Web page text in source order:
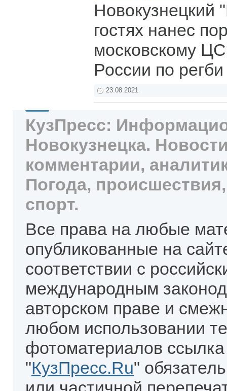
Новокузнецкий
гостях нанес
московскому
России по
23.08.2021
КузПресс:
Новокузнецка.
комментарии,
Погода,
спорт.
Все права на любые
опубликованные на
соответствии с
международным
авторском праве и
любом использовании
фотоматериалов
"КузПресс.Ru"